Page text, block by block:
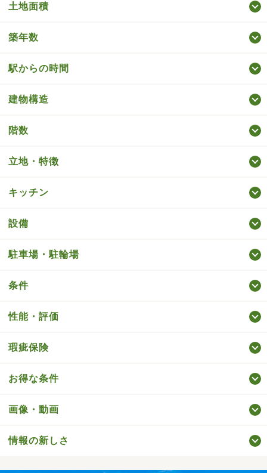
土地面積
築年数
駅からの時間
建物構造
階数
立地・特徴
キッチン
設備
駐車場・駐輪場
条件
性能・評価
瑕疵保険
お得な条件
画像・動画
情報の新しさ